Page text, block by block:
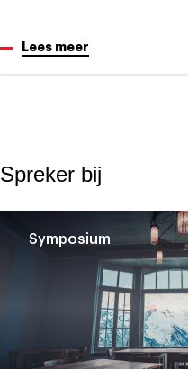
Lees meer
Spreker bij
Symposium